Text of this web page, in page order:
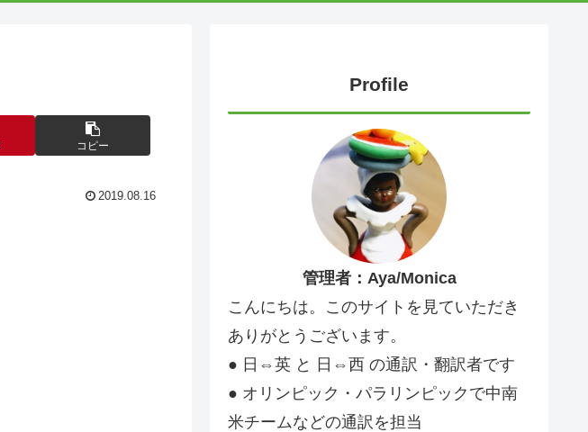
コピー
2019.08.16
Profile
管理者：Aya/Monica
こんにちは。このサイトを見ていただき
ありがとうございます。
● 日⇔英 と 日⇔西 の通訳・翻訳者です
● オリンピック・パラリンピックで中南
米チームなどの通訳を担当